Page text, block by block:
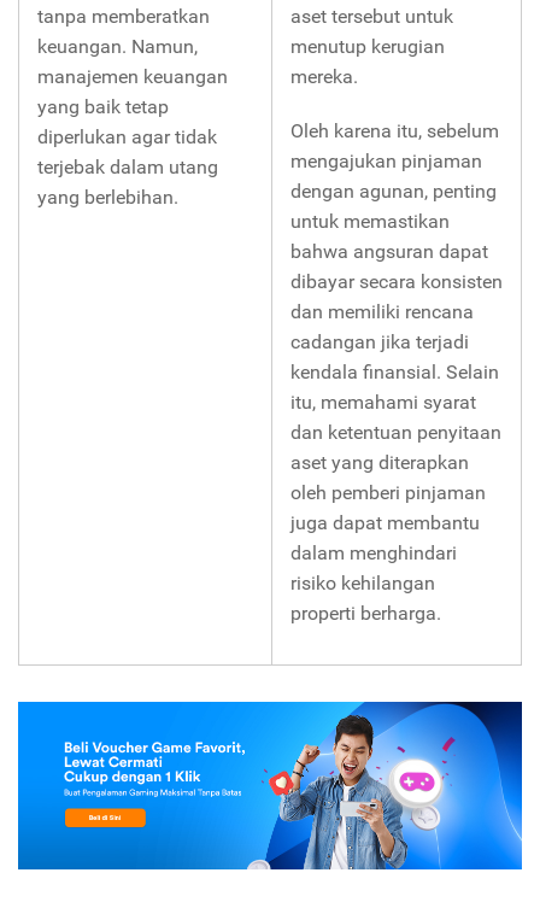
tanpa memberatkan
keuangan. Namun,
manajemen keuangan
yang baik tetap
diperlukan agar tidak
terjebak dalam utang
yang berlebihan.
aset tersebut untuk
menutup kerugian
mereka.
Oleh karena itu, sebelum
mengajukan pinjaman
dengan agunan, penting
untuk memastikan
bahwa angsuran dapat
dibayar secara konsisten
dan memiliki rencana
cadangan jika terjadi
kendala finansial. Selain
itu, memahami syarat
dan ketentuan penyitaan
aset yang diterapkan
oleh pemberi pinjaman
juga dapat membantu
dalam menghindari
risiko kehilangan
properti berharga.